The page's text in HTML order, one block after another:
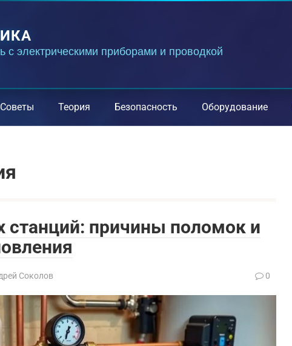
с электрическими приборами и проводкой
Советы Теория Безопасность Оборудование
станций: причины поломок и
Соколов 0